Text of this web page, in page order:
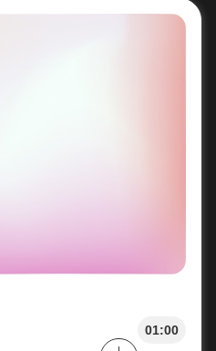
01:00